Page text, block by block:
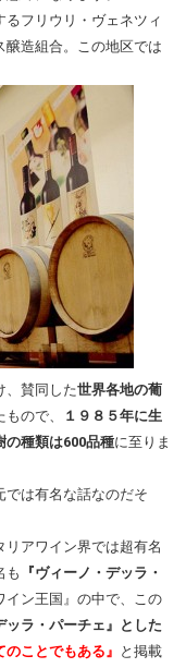
フリウリ・ヴェネツィ
醸造組合。この地区では
、賛同した世界各地の葡
ので、
１９８５年に生
の種類は600品種に至りま
では有名な話なのだそ
アワイン界では超有名
も
『ヴィーノ・デッラ・
イン王国』の中で、この
ッラ・パーチェ』とした
のことでもある』
と掲載